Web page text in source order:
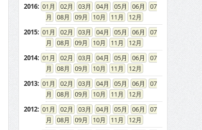
2016: 01 02 03 04 05 06
07
08
09 10 11
12
2015: 01 02 03 04 05 06
07
08
09 10 11
12
2014: 01 02 03 04 05 06
07
08
09 10 11
12
2013: 01 02 03 04 05 06
07
08
09 10 11
12
2012: 01 02 03 04 05 06
07
08
09 10 11
12